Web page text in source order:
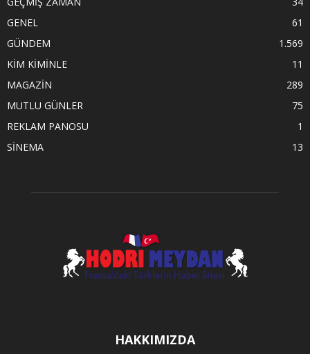
GENEL
61
GÜNDEM
1.569
KİM KİMİNLE
11
MAGAZİN
289
MUTLU GÜNLER
75
REKLAM PANOSU
1
SİNEMA
13
HAKKIMIZDA